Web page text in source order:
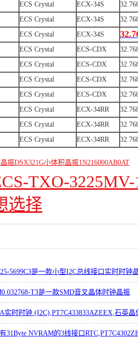
ECS Crystal ECX-34S
ECS Crystal ECX-34S
ECS Crystal ECX-34S
ECS Crystal ECS-CDX
ECS Crystal ECS-CDX
ECS Crystal ECS-CDX
ECS Crystal ECS-CDX
ECS Crystal ECX-34RR
ECS Crystal ECX-34RR
ECS Crystal ECX-34RR
振DSX321G小体积晶振1N216000AB0AT
TXO-
选择
5699C3是一款小型I2C总线接口实时时钟
T3是一款SMD音叉晶体时钟晶振
实时时钟 (I2C),PT7C433833AZEEX,石英
31Byte NVRAM的3线接口